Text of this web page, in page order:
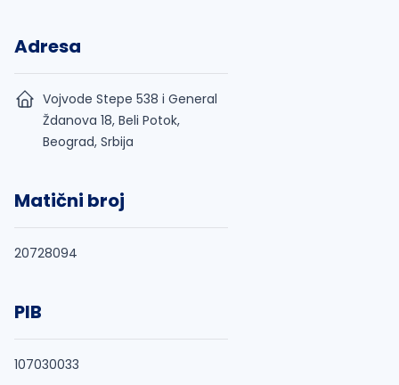
Adresa
Vojvode Stepe 538 i General
Ždanova 18, Beli Potok,
Beograd, Srbija
Matični broj
20728094
PIB
107030033